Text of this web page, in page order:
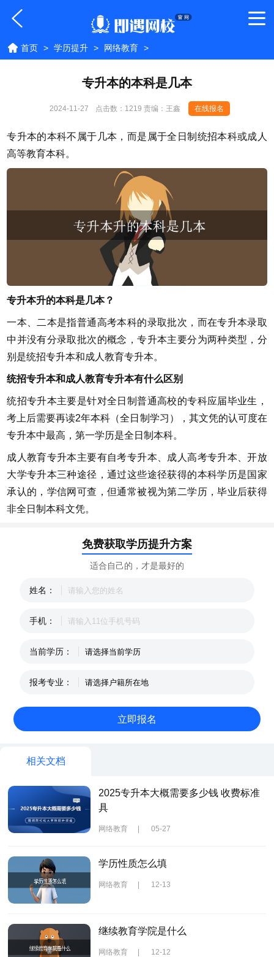
首页 > 学历提升 > 网络教育 >
专升本的本科是几本
2024-11-27 点击数： 1219 责编：王鑫 在线报名
专升本的本科不属于几本，而是属于全日制统招本科或成人
高等教育本科。
专升本升的本科是几本？
一本、二本是指普通高考本科的录取批次，而在专升本录取
中并没有分录取批次的概念，专升本主要分为两种类型，分
别是统招专升本和成人教育专升本。
统招专升本和成人教育专升本有什么区别
统招专升本主要是针对全日制普通高校的专科应届毕业生，
考上后需要再读2年本科（全日制学习），其文凭的认可度在
专升本中最高，第一学历是全日制本科。
成人教育专升本主要有自考专升本、成人高考专升本、开放
大学专升本三种途径，通过这些途径获得的本科学历是国家
承认的，学信网可查，但通常被视为第二学历，毕业后获得
非全日制本科文凭。
免费获取学历提升方案
适合自己的，才是最好的
姓名：
手机：
当前学历：
报考专业：
相关文档
2025专升本大概需要多少钱 收费标准
具
网络教育 | 05-27
学历性质怎么填
网络教育 | 12-13
继续教育学院是什么
网络教育 | 12-12